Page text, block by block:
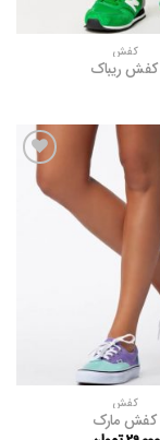
کفش
کفش ریباک
افزودن
به
کفش
کفش مارک